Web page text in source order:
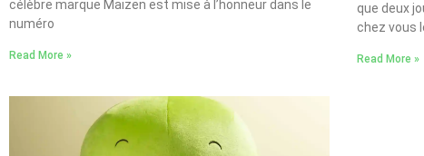
célèbre marque Maizen est mise à l’honneur dans le
numéro
Read More »
que deux
chez vous
Read More »